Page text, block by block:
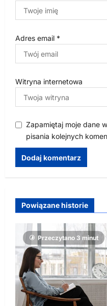
Adres email *
Witryna internetowa
Zapamiętaj moje dane
pisania kolejnych
Powiązane historie
Przeczytano 3 minut